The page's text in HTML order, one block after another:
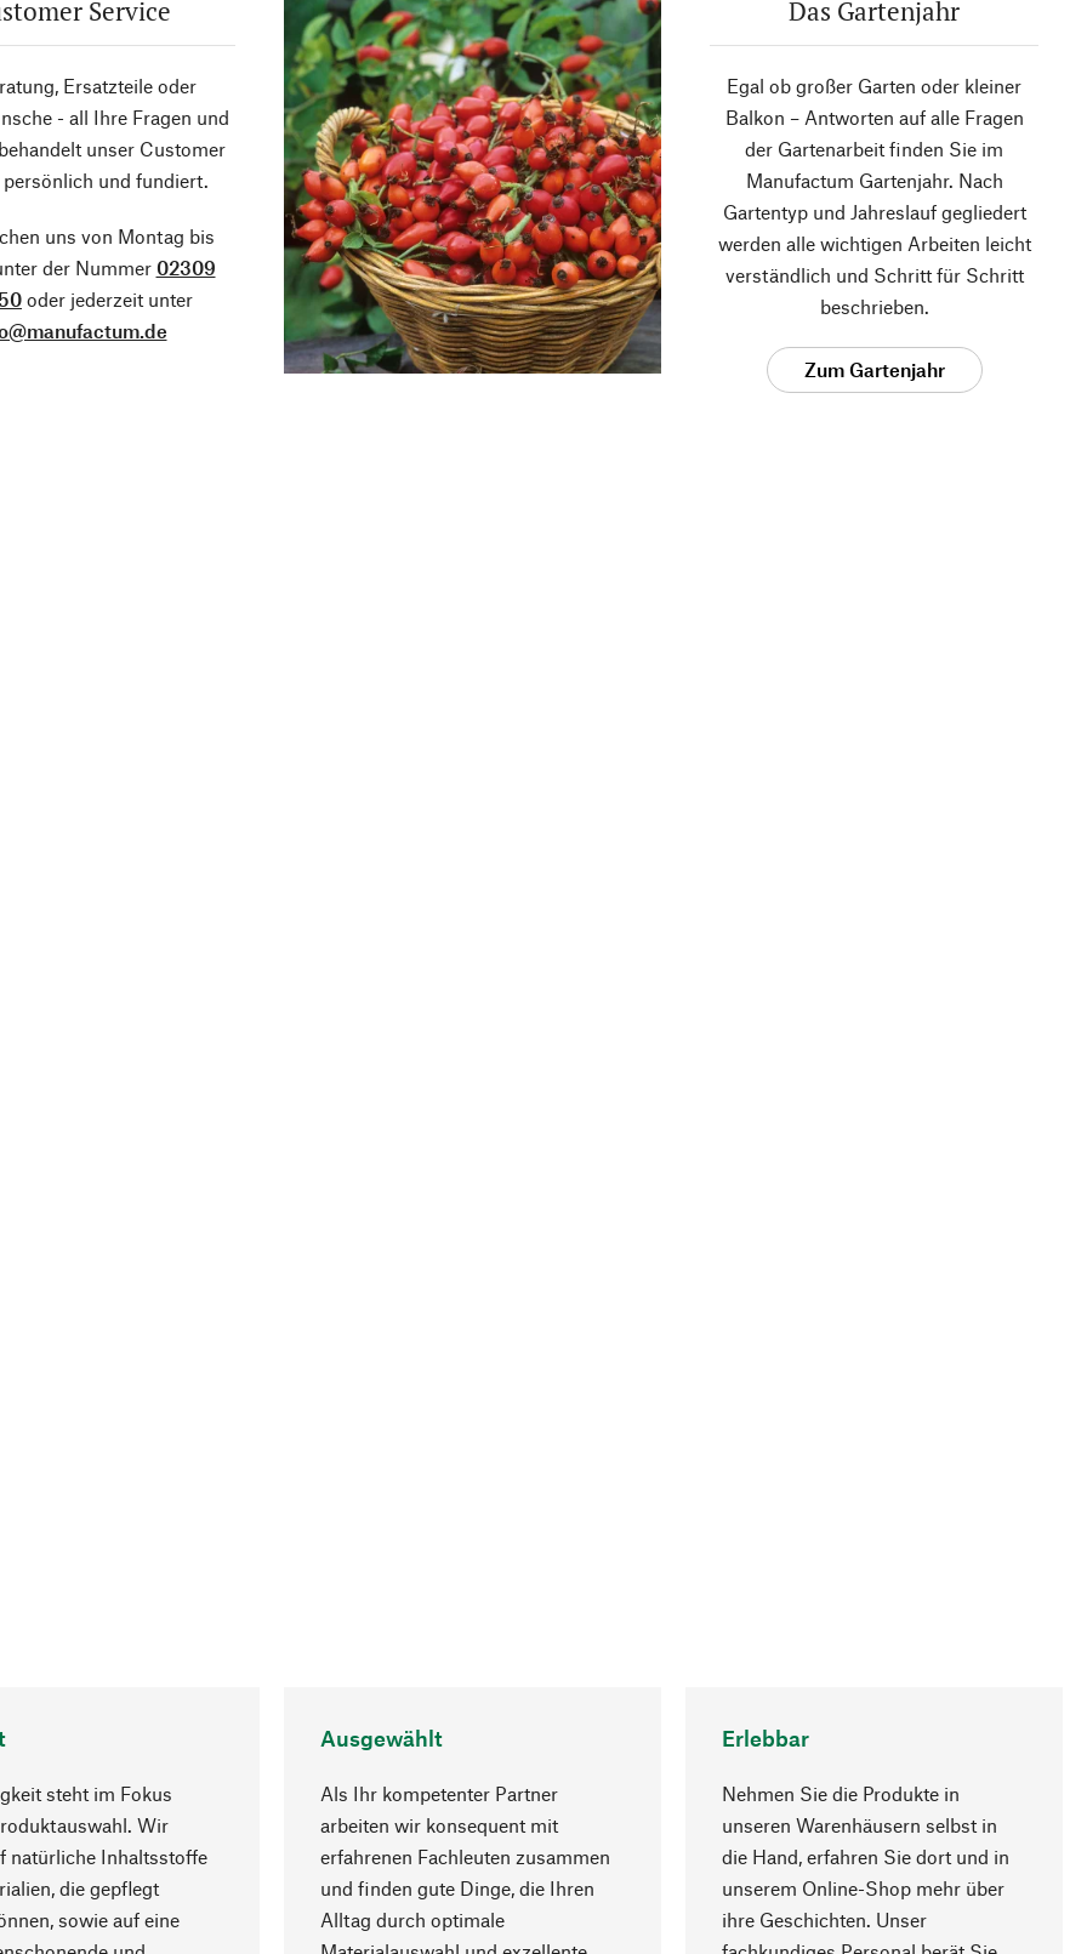
Service
Ersatzteile oder
- all Ihre Fragen und
unser Customer
und fundiert.
uns von Montag bis
der Nummer 02309
oder jederzeit unter
Das Gartenjahr
Egal ob großer Garten oder kleiner
Balkon – Antworten auf alle Fragen
der Gartenarbeit finden Sie im
Manufactum Gartenjahr. Nach
Gartentyp und Jahreslauf gegliedert
werden alle wichtigen Arbeiten leicht
verständlich und Schritt für Schritt
beschrieben.
Zum Gartenjahr
steht im Fokus
Wir
natürliche Inhaltsstoffe
die gepflegt
sowie auf eine
Ausgewählt
Als Ihr kompetenter Partner
arbeiten wir konsequent mit
erfahrenen Fachleuten zusammen
und finden gute Dinge, die Ihren
Alltag durch optimale
Erlebbar
Nehmen Sie die Produkte in
unseren Warenhäusern selbst in
die Hand, erfahren Sie dort und in
unserem Online-Shop mehr über
ihre Geschichten. Unser